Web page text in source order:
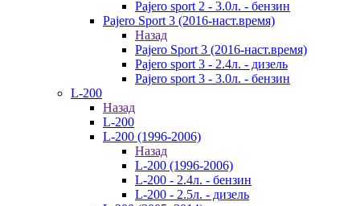
Pajero sport 2 - 3.0л. - бензин
Pajero Sport 3 (2016-наст.время)
Назад
Pajero Sport 3 (2016-наст.время)
Pajero sport 3 - 2.4л. - дизель
Pajero sport 3 - 3.0л. - бензин
L-200
Назад
L-200
L-200 (1996-2006)
Назад
L-200 (1996-2006)
L-200 - 2.4л. - бензин
L-200 - 2.5л. - дизель